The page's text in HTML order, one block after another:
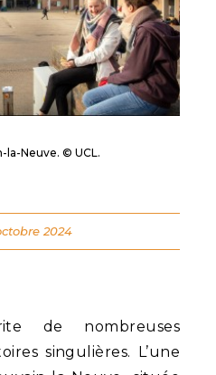
de nombreuses
singulières. L’une
la-Neuve. © UCL.
2024